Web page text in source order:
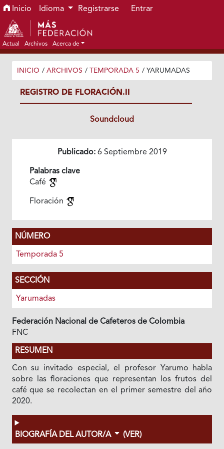
Ir al menú de navegación principal
Ir al contenido principal
Ir al pie de página del sitio
Inicio Idioma Registrarse Entrar
Actual Archivos Acerca de
INICIO / ARCHIVOS / TEMPORADA 5 / YARUMADAS
REGISTRO DE FLORACIÓN.II
Soundcloud
Publicado:6 Septiembre 2019
Palabras clave
Café
Floración
NÚMERO
Temporada 5
SECCIÓN
Yarumadas
Federación Nacional de Cafeteros de Colombia
FNC
RESUMEN
Con su invitado especial, el profesor Yarumo habla
sobre las floraciones que representan los frutos del
café que se recolectan en el primer semestre del año
2020.
BIOGRAFÍA DEL AUTOR/A (VER)